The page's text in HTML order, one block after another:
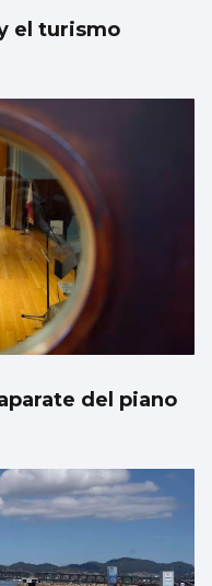
el turismo
del piano